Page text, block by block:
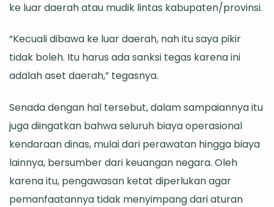
ke luar daerah atau mudik lintas kabupaten/provinsi.
“Kecuali dibawa ke luar daerah, nah itu saya pikir
tidak boleh. Itu harus ada sanksi tegas karena ini
adalah aset daerah,” tegasnya.
Senada dengan hal tersebut, dalam sampaiannya itu
juga diingatkan bahwa seluruh biaya operasional
kendaraan dinas, mulai dari perawatan hingga biaya
lainnya, bersumber dari keuangan negara. Oleh
karena itu, pengawasan ketat diperlukan agar
pemanfaatannya tidak menyimpang dari aturan